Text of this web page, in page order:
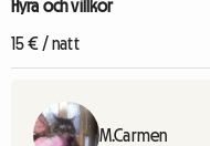
Hyra och villkor
15 € / natt
M.Carmen